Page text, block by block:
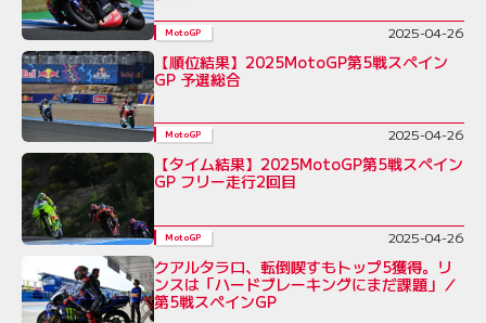
MotoGP 2025-04-26
【順位結果】2025MotoGP第5戦スペイン
GP 予選総合
MotoGP 2025-04-26
【タイム結果】2025MotoGP第5戦スペイン
GP フリー走行2回目
MotoGP 2025-04-26
クアルタラロ、転倒喫すもトップ5獲得。リ
ンスは「ハードブレーキングにまだ課題」／
第5戦スペインGP